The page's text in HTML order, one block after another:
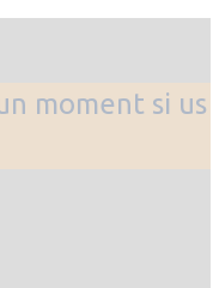
moment si us